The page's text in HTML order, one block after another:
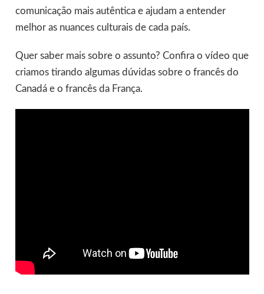
comunicação mais autêntica e ajudam a entender
melhor as nuances culturais de cada país.
Quer saber mais sobre o assunto? Confira o vídeo que
criamos tirando algumas dúvidas sobre o francês do
Canadá e o francês da França.